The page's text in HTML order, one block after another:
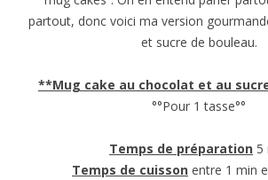
partout, donc voici ma version
et sucre de bouleau.
**Mug cake au chocolat et au
°°Pour 1 tasse°°
Temps de préparation 5
Temps de cuisson entre 1 min